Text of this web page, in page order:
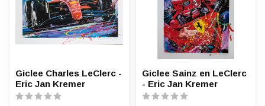
Giclee Charles LeClerc -
Eric Jan Kremer
Giclee Sainz en LeClerc
- Eric Jan Kremer